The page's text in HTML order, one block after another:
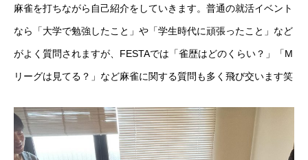
麻雀を打ちながら自己紹介をしていきます。普通の就活イベント
なら「大学で勉強したこと」や「学生時代に頑張ったこと」など
がよく質問されますが、FESTAでは「雀歴はどのくらい？」「M
リーグは見てる？」など麻雀に関する質問も多く飛び交います笑